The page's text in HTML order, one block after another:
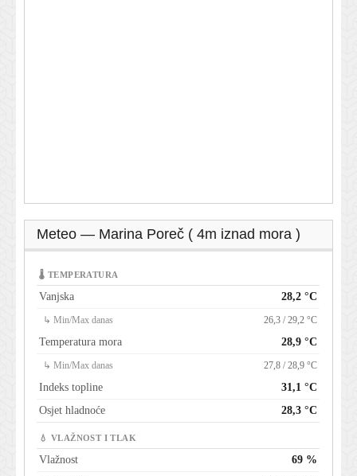
Meteo — Marina Poreč ( 4m iznad mora )
🌡 TEMPERATURA
Vanjska 28,2 °C
↳ Min/Max danas 26,3 / 29,2 °C
Temperatura mora 28,9 °C
↳ Min/Max danas 27,8 / 28,9 °C
Indeks topline
31,1 °C
Osjet hladnoće
28,3 °C
💧 VLAŽNOST I TLAK
Vlažnost
69 %